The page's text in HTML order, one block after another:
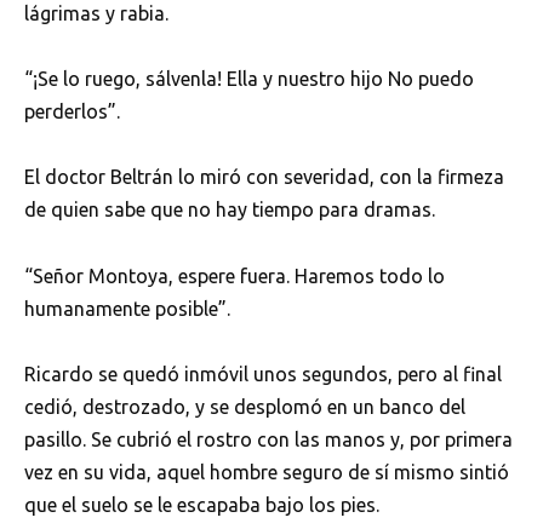
lágrimas y rabia.
“¡Se lo ruego, sálvenla! Ella y nuestro hijo No puedo
perderlos”.
El doctor Beltrán lo miró con severidad, con la firmeza
de quien sabe que no hay tiempo para dramas.
“Señor Montoya, espere fuera. Haremos todo lo
humanamente posible”.
Ricardo se quedó inmóvil unos segundos, pero al final
cedió, destrozado, y se desplomó en un banco del
pasillo. Se cubrió el rostro con las manos y, por primera
vez en su vida, aquel hombre seguro de sí mismo sintió
que el suelo se le escapaba bajo los pies.